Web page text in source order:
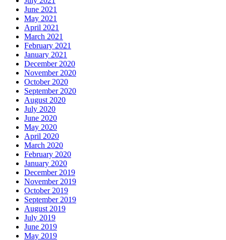
June 2021
May 2021
April 2021
March 2021
February 2021
January 2021
December 2020
November 2020
October 2020
September 2020
August 2020
July 2020
June 2020
May 2020
April 2020
March 2020
February 2020
January 2020
December 2019
November 2019
October 2019
September 2019
August 2019
July 2019
June 2019
May 2019